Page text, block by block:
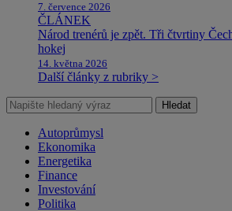
7. července 2026
ČLÁNEK
Národ trenérů je zpět. Tři čtvrtiny
hokej
14. května 2026
Další články z rubriky >
Hledat
Autoprůmysl
Ekonomika
Energetika
Finance
Investování
Politika